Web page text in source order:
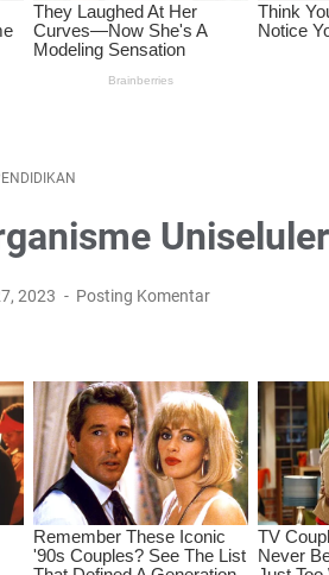
2023 Posting Komentar